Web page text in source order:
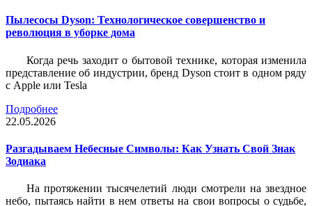
Пылесосы Dyson: Технологическое совершенство и
революция в уборке дома
Когда речь заходит о бытовой технике, которая изменила
представление об индустрии, бренд Dyson стоит в одном ряду
с Apple или Tesla
Подробнее
22.05.2026
Разгадываем Небесные Символы: Как Узнать Свой Знак
Зодиака
На протяжении тысячелетий люди смотрели на звездное
небо, пытаясь найти в нем ответы на свои вопросы о судьбе,